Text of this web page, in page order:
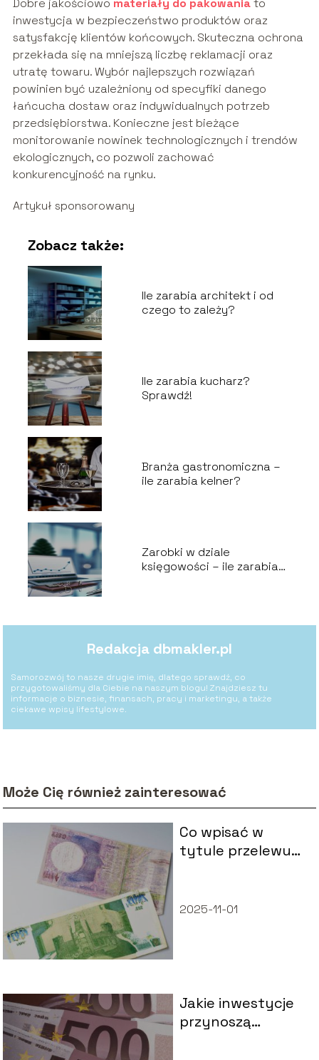
Dobre jakościowo materiały do pakowaniato
inwestycja w bezpieczeństwo produktów oraz
satysfakcję klientów końcowych. Skuteczna ochrona
przekłada się na mniejszą liczbę reklamacji oraz
utratę towaru. Wybór najlepszych rozwiązań
powinien być uzależniony od specyfiki danego
łańcucha dostaw oraz indywidualnych potrzeb
przedsiębiorstwa. Konieczne jest bieżące
monitorowanie nowinek technologicznych i trendów
ekologicznych, co pozwoli zachować
konkurencyjność na rynku.
Artykuł sponsorowany
Zobacz także:
Ile zarabia architekt i od
czego to zależy?
Ile zarabia kucharz?
Sprawdź!
Branża gastronomiczna –
ile zarabia kelner?
Zarobki w dziale
księgowości – ile zarabia
Redakcja dbmakler.pl
Samorozwój to nasze drugie imię, dlatego sprawdź, co
przygotowaliśmy dla Ciebie na naszym blogu! Znajdziesz tu
informacje o biznesie, finansach, pracy i marketingu, a także
ciekawe wpisy lifestylowe.
Może Cię również zainteresować
Co wpisać w
tytule przelewu
2025-11-01
Jakie inwestycje
przynoszą